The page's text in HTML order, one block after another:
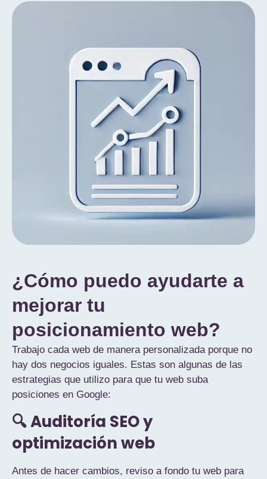
¿Cómo puedo ayudarte a
mejorar tu
posicionamiento web?
Trabajo cada web de manera personalizada porque no
hay dos negocios iguales. Estas son algunas de las
estrategias que utilizo para que tu web suba
posiciones en Google:
🔍 Auditoría SEO y
optimización web
Antes de hacer cambios, reviso a fondo tu web para